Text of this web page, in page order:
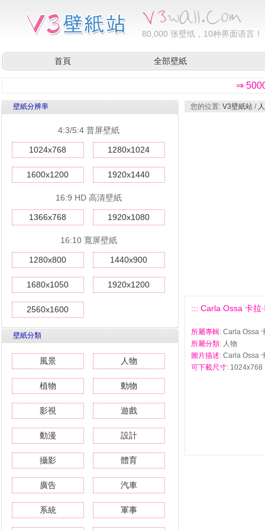
80,000 张壁纸，10种界面语言！
首頁 全部壁紙
⇒
壁紙分辨率
4:3/5:4 普屏壁紙
1024x768 1280x1024
1600x1200 1920x1440
16:9 HD 高清壁紙
1366x768 1920x1080
16:10 寬屏壁紙
1280x800 1440x900
1680x1050 1920x1200
2560x1600
壁紙分類
風景 人物
植物 動物
影視 遊戲
動漫 設計
攝影 體育
廣告 汽車
系統 軍事
您的位置: V3壁紙站 /
::: Carla Ossa 卡拉
所屬專輯: Carla Ossa
所屬分類: 人物
圖片描述: Carla Ossa
可下載尺寸: